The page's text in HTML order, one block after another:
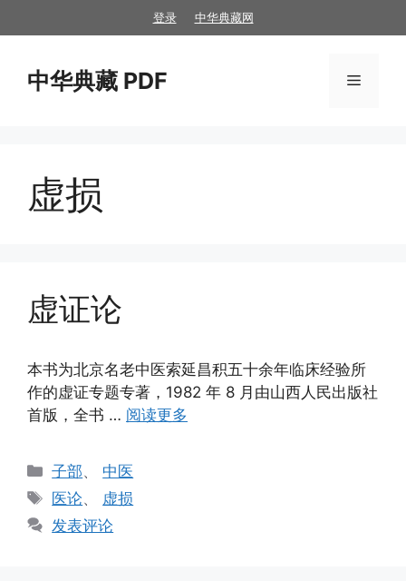
至
登录 中华典藏网
中华典藏 PDF 菜
虚损
虚证论
本书为北京名老中医索延昌积五十余年临床经验所
作的虚证专题专著，1982 年 8 月由山西人民出版社
首版，全书 … 阅读更多
分
类
子部、 中医
标
签
医论、 虚损
发表评论